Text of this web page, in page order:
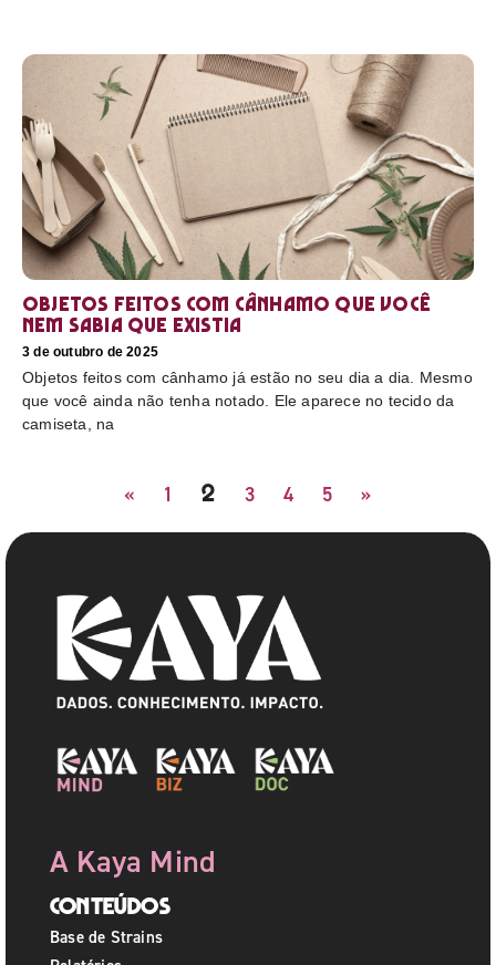
Objetos feitos com cânhamo que você
nem sabia que existia
3 de outubro de 2025
Objetos feitos com cânhamo já estão no seu dia a dia. Mesmo
que você ainda não tenha notado. Ele aparece no tecido da
camiseta, na
« 1 2 3 4 5 »
A Kaya Mind
Conteúdos
Base de Strains